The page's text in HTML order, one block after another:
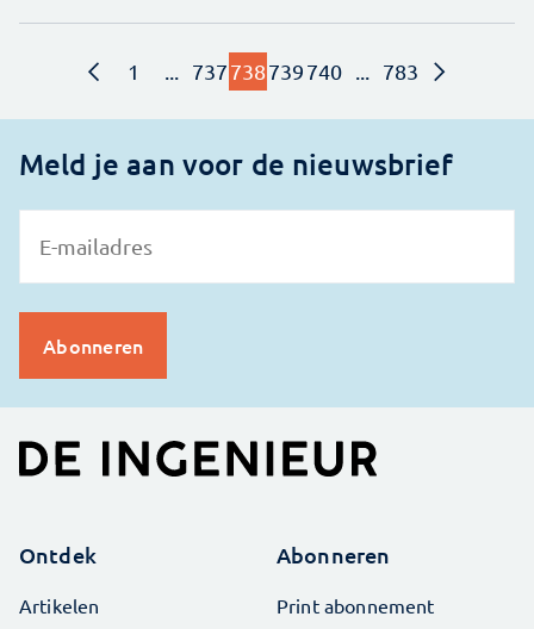
1 737738739740 783
Meld je aan voor de nieuwsbrief
Ontdek
Artikelen
Abonneren
Print abonnement